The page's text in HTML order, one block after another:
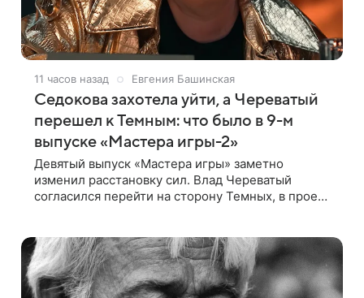
11 часов назад Евгения Башинская
Седокова захотела уйти, а Череватый
перешел к Темным: что было в 9-м
выпуске «Мастера игры-2»
Девятый выпуск «Мастера игры» заметно
изменил расстановку сил. Влад Череватый
согласился перейти на сторону Темных, в проект